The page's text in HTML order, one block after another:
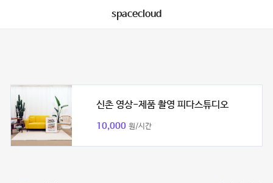
spacecloud
신촌 영상-제품 촬영 피다스튜디오
10,000 원/시간